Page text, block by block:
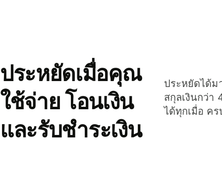
ประหยัดเมื่อคุณ
ใช้จ่าย โอนเงิน
และรับชำระเงิน
ประหยัดได้ม
สกุลเงินกว่า
ได้ทุกเมื่อ ค